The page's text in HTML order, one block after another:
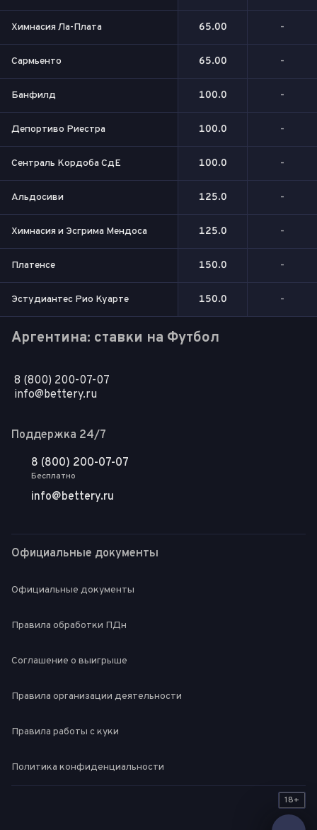
Химнасия Ла-Плата 65.00 -
Сармьенто 65.00 -
Банфилд 100.0 -
Депортиво Риестра 100.0 -
Сентраль Кордоба СдЕ 100.0 -
Альдосиви 125.0 -
Химнасия и Эсгрима Мендоса 125.0 -
Платенсе 150.0 -
Эстудиантес Рио Куарте 150.0 -
Аргентина: ставки на Футбол
8 (800) 200-07-07
info@bettery.ru
Поддержка 24/7
8 (800) 200-07-07
Бесплатно
info@bettery.ru
Официальные документы
Официальные документы
Правила обработки ПДн
Соглашение о выигрыше
Правила организации деятельности
Правила работы с куки
Политика конфиденциальности
18+